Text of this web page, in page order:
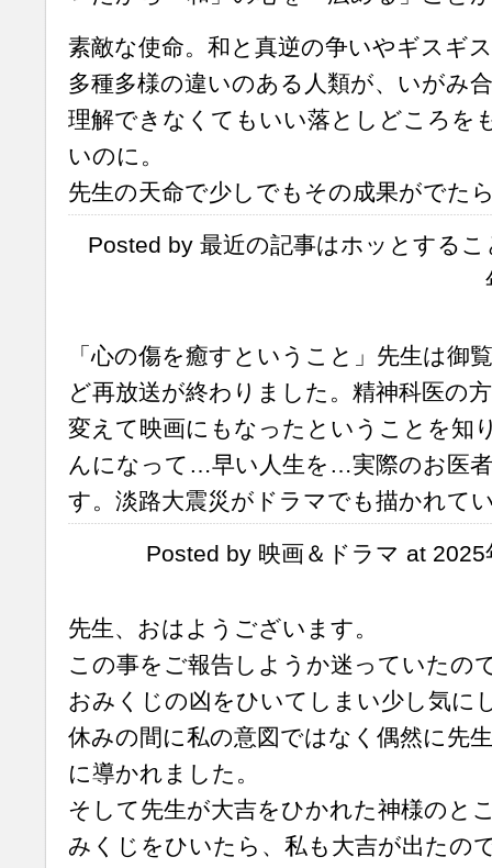
素敵な使命。和と真逆の争いやギスギ
多種多様の違いのある人類が、いがみ
理解できなくてもいい落としどころを
いのに。
先生の天命で少しでもその成果がでた
Posted by 最近の記事はホッとする
「心の傷を癒すということ」先生は御
ど再放送が終わりました。精神科医の
変えて映画にもなったということを知
んになって…早い人生を…実際のお医
す。淡路大震災がドラマでも描かれて
Posted by 映画＆ドラマ at
先生、おはようございます。
この事をご報告しようか迷っていたの
おみくじの凶をひいてしまい少し気に
休みの間に私の意図ではなく偶然に先
に導かれました。
そして先生が大吉をひかれた神様のと
みくじをひいたら、私も大吉が出たの